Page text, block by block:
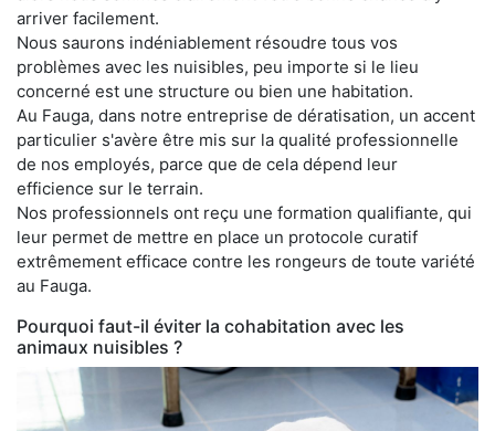
arriver facilement.
Nous saurons indéniablement résoudre tous vos
problèmes avec les nuisibles, peu importe si le lieu
concerné est une structure ou bien une habitation.
Au Fauga, dans notre entreprise de dératisation, un accent
particulier s'avère être mis sur la qualité professionnelle
de nos employés, parce que de cela dépend leur
efficience sur le terrain.
Nos professionnels ont reçu une formation qualifiante, qui
leur permet de mettre en place un protocole curatif
extrêmement efficace contre les rongeurs de toute variété
au Fauga.
Pourquoi faut-il éviter la cohabitation avec les
animaux nuisibles ?